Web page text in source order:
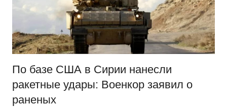
По базе США в Сирии нанесли
ракетные удары: Военкор заявил о
раненых